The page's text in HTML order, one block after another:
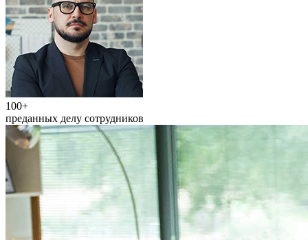
100+
преданных делу сотрудников